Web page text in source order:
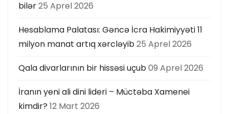
bilər25 Aprel 2026
Hesablama Palatası: Gəncə İcra Hakimiyyəti 11
milyon manat artıq xərcləyib25 Aprel 2026
Qala divarlarının bir hissəsi uçub09 Aprel 2026
İranın yeni ali dini lideri – Müctəba Xamenei
kimdir? 12 Mart 2026